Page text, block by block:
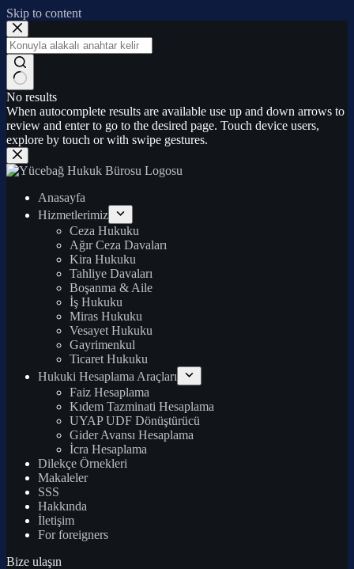
Skip to content
No results
When autocomplete results are available use up and down arrows to
review and enter to go to the desired page. Touch device users,
explore by touch or with swipe gestures.
Anasayfa
Hizmetlerimiz
Ceza Hukuku
Ağır Ceza Davaları
Kira Hukuku
Tahliye Davaları
Boşanma & Aile
İş Hukuku
Miras Hukuku
Vesayet Hukuku
Gayrimenkul
Ticaret Hukuku
Hukuki Hesaplama Araçları
Faiz Hesaplama
Kıdem Tazminati Hesaplama
UYAP UDF Dönüştürücü
Gider Avansı Hesaplama
İcra Hesaplama
Dilekçe Örnekleri
Makaleler
SSS
Hakkında
İletişim
For foreigners
Bize ulaşın